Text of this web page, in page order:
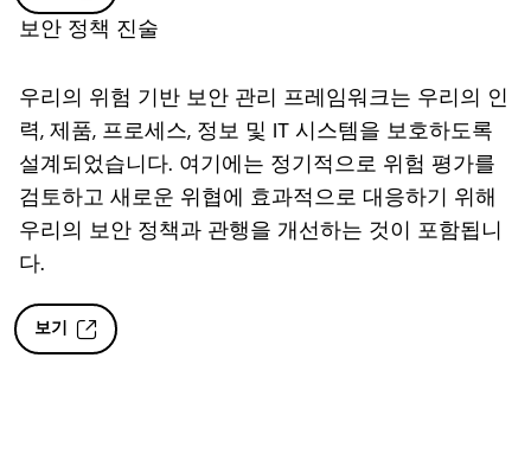
보안 정책 진술
우리의 위험 기반 보안 관리 프레임워크는 우리의 인
력, 제품, 프로세스, 정보 및 IT 시스템을 보호하도록
설계되었습니다. 여기에는 정기적으로 위험 평가를
검토하고 새로운 위협에 효과적으로 대응하기 위해
우리의 보안 정책과 관행을 개선하는 것이 포함됩니
다.
보기